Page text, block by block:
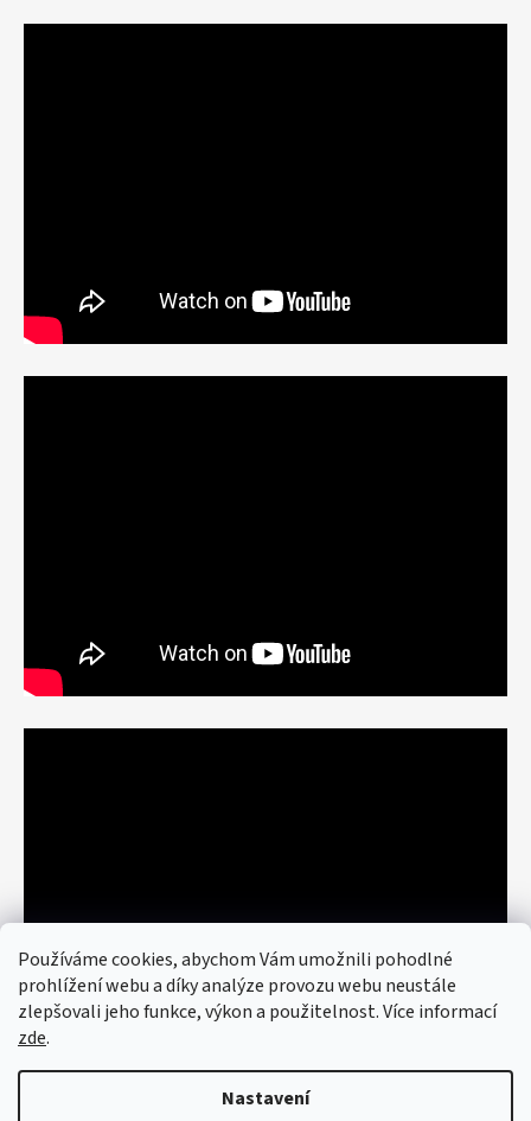
Používáme cookies, abychom Vám umožnili pohodlné
prohlížení webu a díky analýze provozu webu neustále
zlepšovali jeho funkce, výkon a použitelnost. Více informací
zde.
Nastavení